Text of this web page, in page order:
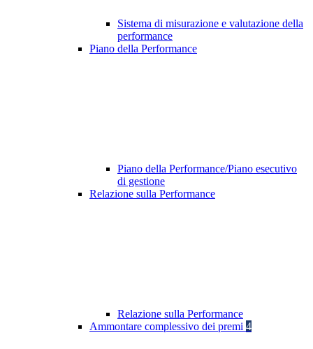
Sistema di misurazione e valutazione della
performance
Piano della Performance
Piano della Performance/Piano esecutivo
di gestione
Relazione sulla Performance
Relazione sulla Performance
Ammontare complessivo dei premi 4